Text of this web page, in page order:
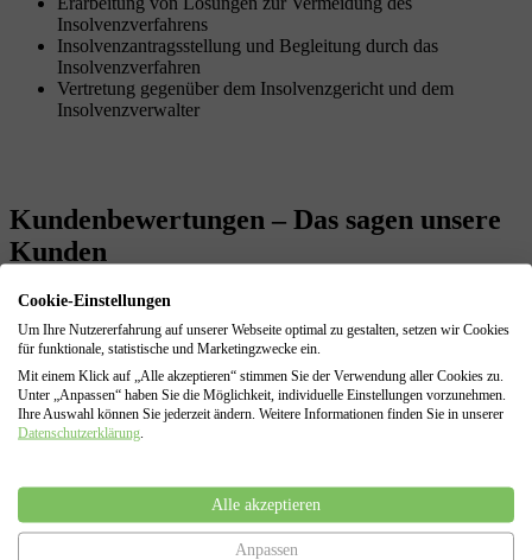
Insolvenzverfahrens
Insolvenzantragsstellung und Begleitung durch das
Insolvenzverfahren
Vertretung gegenüber dem Insolvenzgericht und dem
Insolvenzverwalter
Kundenbewertungen – Das sagen unsere
Kunden
Herr Scuric wurde mir von einem Bekannten empfohlen. Ich muss
sagen es war wirklich perfekt. Sehr professionelle und auch
freundliche Beratung. Auch bei der Durchführung hat er wirklich
erstklassige Arbeit geleistet.
von Larissa
Klasse Anwalt. Er hat mir sofort geholfen und alles in die Wege
geleitet. Ich zahle jetzt kleine Raten und bin wirklich froh Hilfe in
Anspruch genommen zu haben. Daumen hoch!
Cookie-Einstellungen
Um Ihre Nutzererfahrung auf unserer Webseite optimal zu gestalten, setzen wir Cookies
für funktionale, statistische und Marketingzwecke ein.
Mit einem Klick auf „Alle akzeptieren“ stimmen Sie der Verwendung aller Cookies zu.
Unter „Anpassen“ haben Sie die Möglichkeit, individuelle Einstellungen vorzunehmen.
Ihre Auswahl können Sie jederzeit ändern. Weitere Informationen finden Sie in unserer
Datenschutzerklärung
Alle akzeptieren
Anpassen